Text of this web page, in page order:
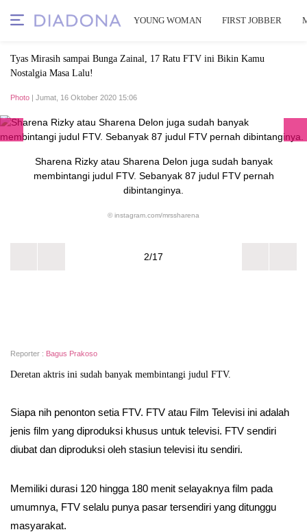
YOUNG WOMAN FIRST JOBBER
Tyas Mirasih sampai Bunga Zainal, 17 Ratu FTV ini Bikin Kamu
Nostalgia Masa Lalu!
Photo | Jumat, 16 Oktober 2020 15:06
Sharena Rizky atau Sharena Delon juga sudah banyak
membintangi judul FTV. Sebanyak 87 judul FTV pernah
dibintanginya.
© instagram.com/mrssharena
2/17
Reporter : Bagus Prakoso
Deretan aktris ini sudah banyak membintangi judul FTV.
Siapa nih penonton setia FTV. FTV atau Film Televisi ini adalah
jenis film yang diproduksi khusus untuk televisi. FTV sendiri
diubat dan diproduksi oleh stasiun televisi itu sendiri.
Memiliki durasi 120 hingga 180 menit selayaknya film pada
umumnya, FTV selalu punya pasar tersendiri yang ditunggu
masyarakat.